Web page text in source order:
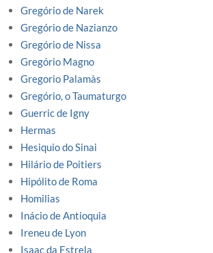
Gregório de Narek
Gregório de Nazianzo
Gregório de Nissa
Gregório Magno
Gregorio Palamàs
Gregório, o Taumaturgo
Guerric de Igny
Hermas
Hesiquio do Sinai
Hilário de Poitiers
Hipólito de Roma
Homilias
Inácio de Antioquia
Ireneu de Lyon
Isaac da Estrela